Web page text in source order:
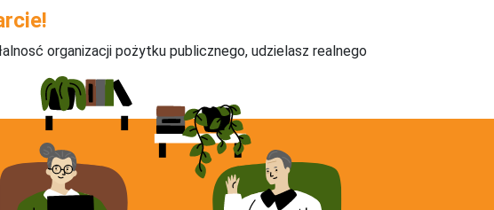
organizacji pożytku publicznego, udzielasz realnego